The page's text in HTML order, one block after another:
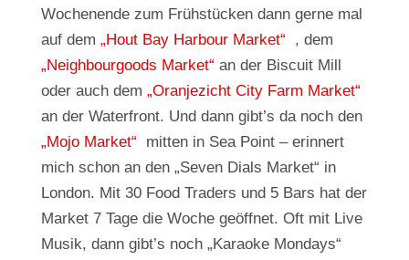
Wochenende zum Frühstücken dann gerne mal
auf dem „Hout Bay Harbour Market“ , dem
„Neighbourgoods Market“ an der Biscuit Mill
oder auch dem „Oranjezicht City Farm Market“
an der Waterfront. Und dann gibt’s da noch den
„Mojo Market“ mitten in Sea Point – erinnert
mich schon an den „Seven Dials Market“ in
London. Mit 30 Food Traders und 5 Bars hat der
Market 7 Tage die Woche geöffnet. Oft mit Live
Musik, dann gibt’s noch „Karaoke Mondays“